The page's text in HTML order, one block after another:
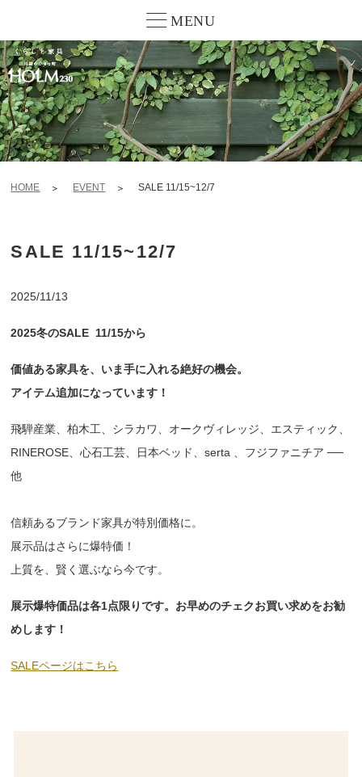
MENU
HOME EVENT SALE 11/15~12/7
SALE 11/15~12/7
2025/11/13
2025冬のSALE 11/15から
価値ある家具を、いま手に入れる絶好の機会。
アイテム追加になっています！
飛騨産業、柏木工、シラカワ、オークヴィレッジ、エスティック、
RINEROSE、心石工芸、日本ベッド、serta 、フジファニチア ──
他
信頼あるブランド家具が特別価格に。
展示品はさらに爆特価！
上質を、賢く選ぶなら今です。
展示爆特価品は各1点限りです。お早めのチェクお買い求めをお勧
めします！
SALEページはこちら